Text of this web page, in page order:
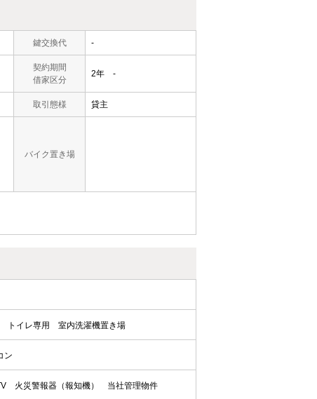
鍵交換代 -
契約期間
借家区分
2年 -
取引態様 貸主
バイク置き場
トイレ専用 室内洗濯機置き場
ン
火災警報器（報知機） 当社管理物件